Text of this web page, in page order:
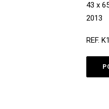
43 x
2013
REF.